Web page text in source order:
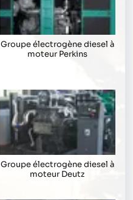
Groupe électrogène diesel à
moteur Perkins
Groupe électrogène diesel à
moteur Deutz